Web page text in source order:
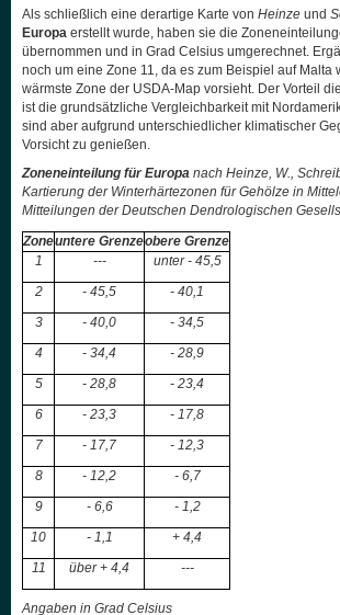
Als schließlich eine derartige Karte von Heinze und
Europa erstellt wurde, haben sie die
übernommen und in Grad Celsius umgerechnet.
noch um eine Zone 11, da es zum Beispiel auf Malta
wärmste Zone der USDA-Map vorsieht. Der Vorteil
ist die grundsätzliche Vergleichbarkeit mit
sind aber aufgrund unterschiedlicher klimatischer
Vorsicht zu genießen.
Zoneneinteilung für Europa nach Heinze, W.,
Kartierung der Winterhärtezonen für Gehölze in
Mitteilungen der Deutschen Dendrologischen
Zoneuntere Grenzeobere Grenze
1
---
unter - 45,5
2
- 45,5
- 40,1
3
- 40,0
- 34,5
4
- 34,4
- 28,9
5
- 28,8
- 23,4
6
- 23,3
- 17,8
7
- 17,7
- 12,3
8
- 12,2
- 6,7
9
- 6,6
- 1,2
10
- 1,1
+ 4,4
11
über + 4,4 ---
Angaben in Grad Celsius